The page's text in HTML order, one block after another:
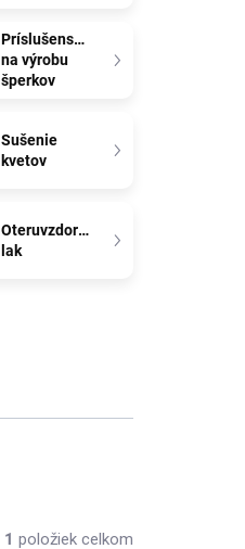
Príslušenstvo
na výrobu
šperkov
Sušenie
kvetov
Oteruvzdorný
lak
1 položiek celkom